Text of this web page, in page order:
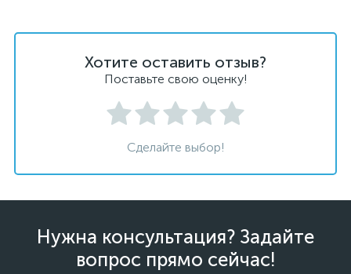
Хотите оставить отзыв?
Поставьте свою оценку!
Сделайте выбор!
Нужна консультация? Задайте
вопрос прямо сейчас!